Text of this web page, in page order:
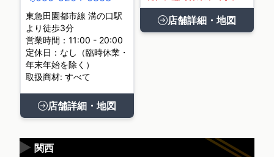
東急田園都市線 溝の口駅
より徒歩3分
営業時間：11:00 - 20:00
定休日：なし（臨時休業・
年末年始を除く）
取扱商材: すべて
店舗詳細・地図
店舗詳細・地図
関西
▶